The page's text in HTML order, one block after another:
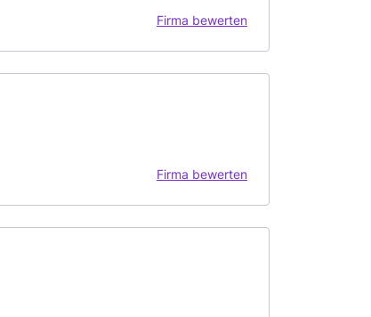
Firma bewerten
Firma bewerten